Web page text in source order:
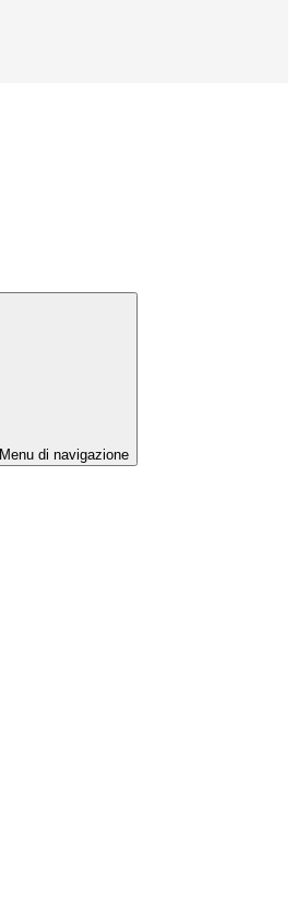
Menu di navigazione